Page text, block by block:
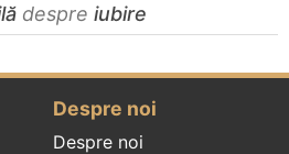
despre iubire
Despre noi
Despre noi